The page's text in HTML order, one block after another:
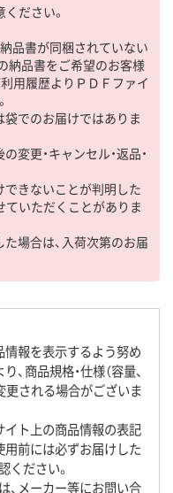
ださい。
品書が同梱されていない
納品書をご希望のお客様
用履歴よりＰＤＦファイ
袋でのお届けではありま
変更・キャンセル・返品・
できないことが判明した
ていただくことがありま
場合は、入荷次第のお届
情報を表示するよう努め
商品規格・仕様（容量、
更される場合がございま
イト上の商品情報の表記
用前には必ずお届けした
ください。
、メーカー等にお問い合